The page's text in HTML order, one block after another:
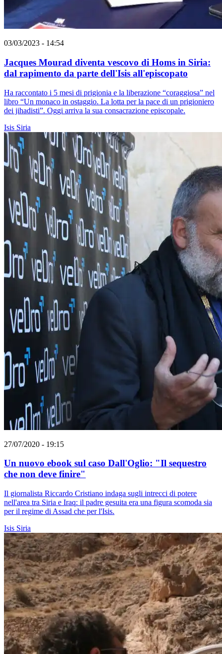
03/03/2023 - 14:54
Jacques Mourad diventa vescovo di Homs in Siria:
dal rapimento da parte dell'Isis all'episcopato
Ha raccontato i 5 mesi di prigionia e la liberazione “coraggiosa” nel
libro “Un monaco in ostaggio. La lotta per la pace di un prigioniero
dei jihadisti”. Oggi arriva la sua consacrazione episcopale.
Isis Siria
27/07/2020 - 19:15
Un nuovo ebook sul caso Dall'Oglio: "Il sequestro
che non deve finire"
Il giornalista Riccardo Cristiano indaga sugli intrecci di potere
nell'area tra Siria e Iraq: il padre gesuita era una figura scomoda sia
per il regime di Assad che per l'Isis.
Isis Siria